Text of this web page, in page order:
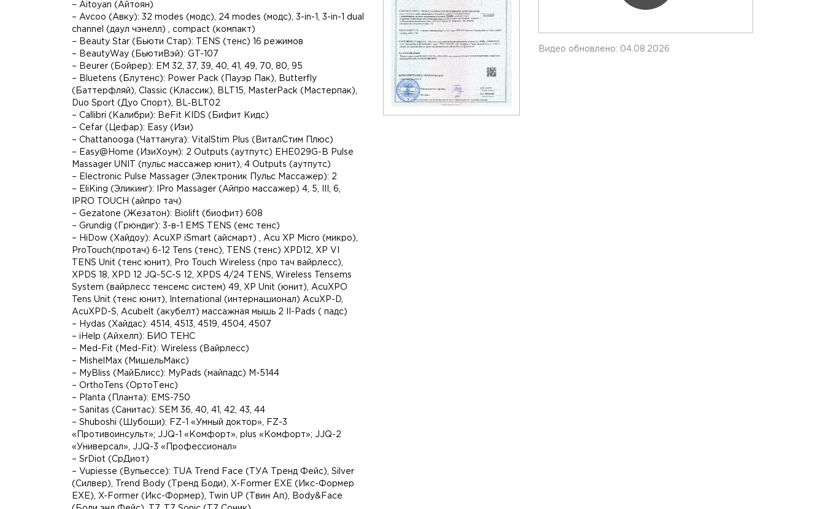
– Aitoyan (Айтоян)
– Avcoo (Авку): 32 modes (модс), 24 modes (модс), 3-in-1, 3-in-1 dual
channel (даул чэнелл) , compact (компакт)
– Beauty Star (Бьюти Стар): TENS (тенс) 16 режимов
– BeautyWay (БьютиВэй): GT-107
– Beurer (Бойрер): EM 32, 37, 39, 40, 41, 49, 70, 80, 95
– Bluetens (Блутенс): Power Pack (Пауэр Пак), Butterfly
(Баттерфляй), Classic (Классик), BLT15, MasterPack (Мастерпак),
Duo Sport (Дуо Спорт), BL‑BLT02
– Callibri (Калибри): BeFit KIDS (Бифит Кидс)
– Cefar (Цефар): Easy (Изи)
– Chattanooga (Чаттануга): VitalStim Plus (ВиталСтим Плюс)
– Easy@Home (ИзиХоум): 2 Outputs (аутпутс) EHE029G-B Pulse
Massager UNIT (пульс массажер юнит), 4 Outputs (аутпутс)
– Electronic Pulse Massager (Электроник Пульс Массажер): 2
– EliKing (Эликинг): IPro Massager (Айпро массажер) 4, 5, III, 6,
IPRO TOUCH (айпро тач)
– Gezatone (Жезатон): Biolift (биофит) 608
– Grundig (Грюндиг): 3-в-1 EMS TENS (емс тенс)
– HiDow (Хайдоу): AcuXP iSmart (айсмарт) , Acu XP Micro (микро),
ProTouch(протач) 6-12 Tens (тенс), TENS (тенс) XPD12, XP VI
TENS Unit (тенс юнит), Pro Touch Wireless (про тач вайрлесс),
XPDS 18, XPD 12 JQ-5C-S 12, XPDS 4/24 TENS, Wireless Tensems
System (вайрлесс тенсемс систем) 49, XP Unit (юнит), AcuXPO
Tens Unit (тенс юнит), International (интернашионал) AcuXP-D,
AcuXPD-S, Acubelt (акубелт) массажная мышь 2 II-Pads ( падс)
– Hydas (Хайдас): 4514, 4513, 4519, 4504, 4507
– iHelp (Айхелп): БИО ТЕНС
– Med-Fit (Med-Fit): Wireless (Вайрлесс)
– MishelMax (МишельМакс)
– MyBliss (МайБлисс): MyPads (майпадс) M-5144
– OrthoTens (ОртоТенс)
– Planta (Планта): EMS-750
– Sanitas (Санитас): SEM 36, 40, 41, 42, 43, 44
– Shuboshi (Шубоши): FZ-1 «Умный доктор», FZ-3
«Противоинсульт»; JJQ-1 «Комфорт», plus «Комфорт»; JJQ-2
«Универсал», JJQ-3 «Профессионал»
– SrDiot (СрДиот)
– Vupiesse (Вупьессе): TUA Trend Face (ТУА Тренд Фейс), Silver
(Силвер), Trend Body (Тренд Боди), X-Former ЕХЕ (Икс-Формер
ЕХЕ), X-Former (Икс-Формер), Twin UP (Твин Ап), Body&Face
Видео обновлено: 04.08.2026